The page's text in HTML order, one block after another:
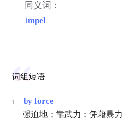
同义词：
impel
词组短语
1
by force
强迫地；靠武力；凭藉暴力